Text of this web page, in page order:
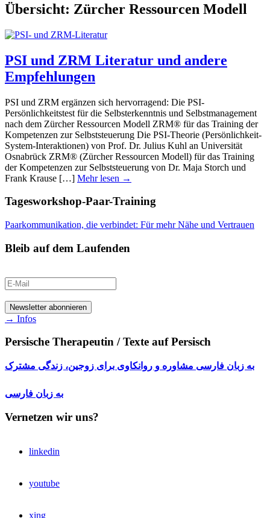
Übersicht: Zürcher Ressourcen Modell
PSI und ZRM Literatur und andere
Empfehlungen
PSI und ZRM ergänzen sich hervorragend: Die PSI-
Persönlichkeitstest für die Selbsterkenntnis und Selbstmanagement
nach dem Zürcher Ressourcen Modell ZRM® für das Training der
Kompetenzen zur Selbststeuerung Die PSI-Theorie (Persönlichkeit-
System-Interaktionen) von Prof. Dr. Julius Kuhl an Universität
Osnabrück ZRM® (Zürcher Ressourcen Modell) für das Training
der Kompetenzen zur Selbststeuerung von Dr. Maja Storch und
Frank Krause […] Mehr lesen →
Tagesworkshop-Paar-Training
Paarkommunikation, die verbindet: Für mehr Nähe und Vertrauen
Bleib auf dem Laufenden
→ Infos
Persische Therapeutin / Texte auf Persisch
به زبان فارسی مشاوره و روانکاوی برای زوجین، زندگی مشترک
به زبان فارسی
Vernetzen wir uns?
linkedin
youtube
xing